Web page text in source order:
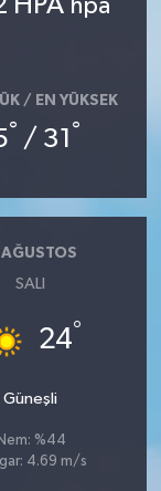
hpa
/ EN YÜKSEK
° / 31 °
AĞUSTOS
SALI
24°
Güneşli
%44
4.69 m/s